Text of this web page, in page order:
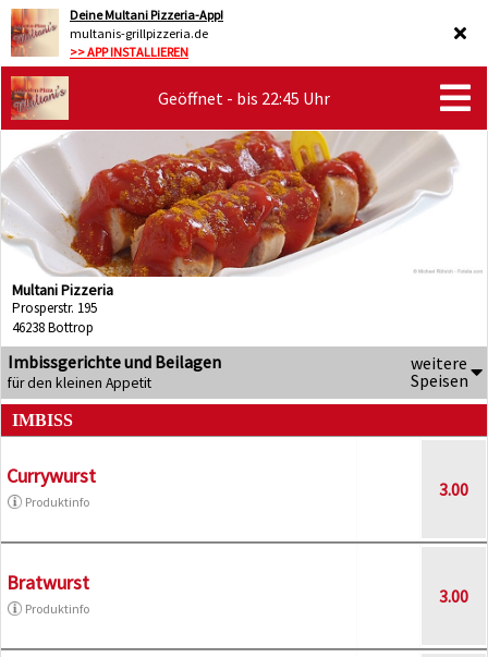
Deine Multani Pizzeria-App!
multanis-grillpizzeria.de
>> APP INSTALLIEREN
Geöffnet - bis 22:45 Uhr
Multani Pizzeria
Prosperstr. 195
46238 Bottrop
Imbissgerichte und Beilagen
für den kleinen Appetit
weitere
Speisen
IMBISS
Currywurst
Produktinfo
3.00
Bratwurst
Produktinfo
3.00